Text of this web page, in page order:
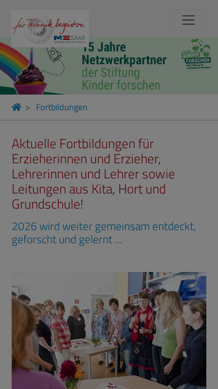
Fortbildungen
Aktuelle Fortbildungen für
Erzieherinnen und Erzieher,
Lehrerinnen und Lehrer sowie
Leitungen aus Kita, Hort und
Grundschule!
2026 wird weiter gemeinsam entdeckt,
geforscht und gelernt ...